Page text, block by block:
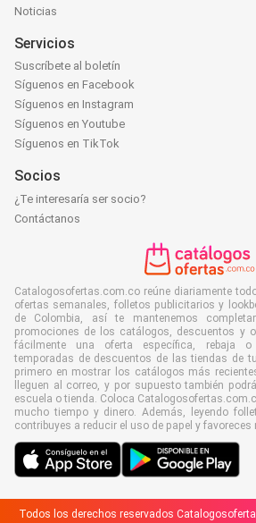
Noticias
Servicios
Suscríbete al boletín
Síguenos en Facebook
Síguenos en Instagram
Síguenos en Youtube
Síguenos en TikTok
Socios
¿Te interesaría ser socio?
Contáctanos
Catalogosofertas.com.co reúne diariamente
ofertas semanales, folletos publicitarios y
de Colombia, así te mantenemos
promociones de los catálogos, descuentos y
fácilmente una oferta específica, rebaja
temporadas de descuentos de las tiendas de
primero en mostrar los catálogos más
lleguen al correo, y por supuesto también
escuela o tienda. Coloca
mucho tiempo y dinero. Además, leyendo
contribuyes a reducir el uso de papel y favoreces
Todos los derechos reservados